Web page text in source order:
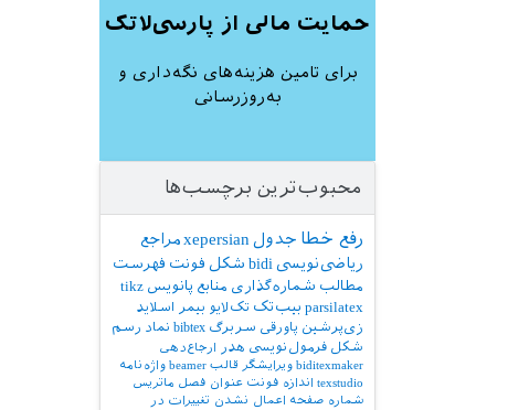
حمایت مالی از پارسی‌لاتک
برای تامین هزینه‌های نگه‌داری و
به‌روزرسانی
محبوب‌ترین برچسب‌ها
رفع خطا جدول xepersianمراجع
ریاضی‌نویسی bidi شکل فونت فهرست
مطالب شماره‌گذاری منابع پانویس tikz
parsilatex بیب‌تک تک‌لایو بیمر اسلاید
زی‌پرشین پاورقی سربرگ bibtex نماد رسم
شکل فرمول‌نویسی هدر
ارجاع‌دهی
biditexmaker ویرایشگر قالب beamer واژه‌نامه
texstudio اندازه فونت عنوان فصل ماتریس
شماره صفحه اعمال نشدن تغییرات در